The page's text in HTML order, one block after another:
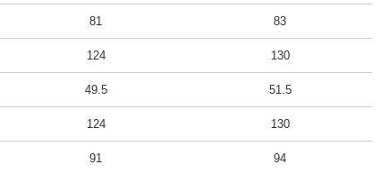
81 83
124 130
49.5 51.5
124 130
91 94